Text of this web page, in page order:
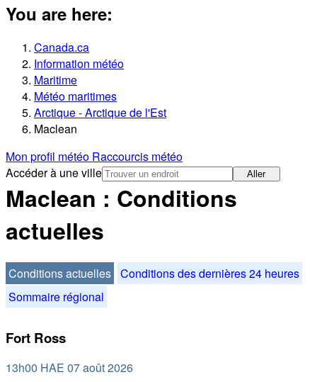
You are here:
Canada.ca
Information météo
Maritime
Météo maritimes
Arctique - Arctique de l'Est
Maclean
Mon profil météo Raccourcis météo
Accéder à une ville
Aller
Maclean : Conditions
actuelles
Conditions actuelles Conditions des dernières 24 heures
Sommaire régional
Fort Ross
13h00 HAE 07 août 2026